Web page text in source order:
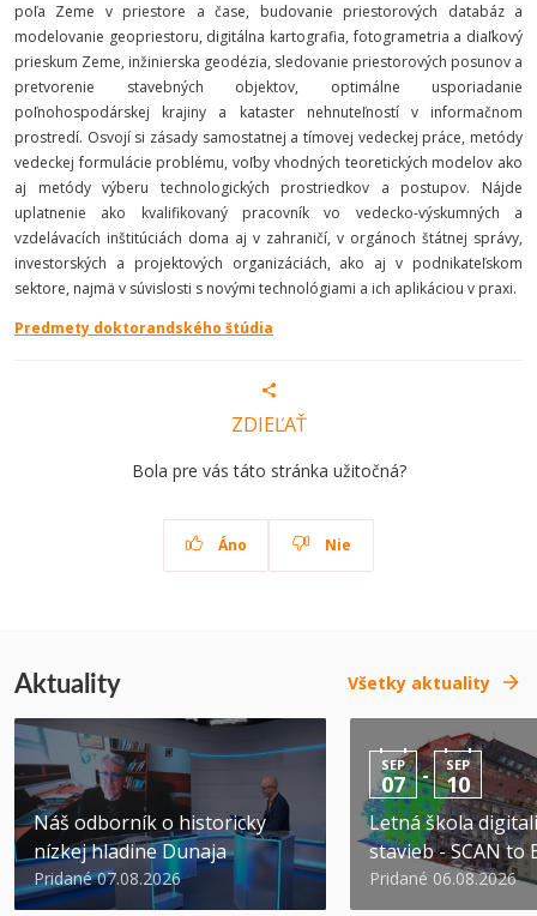
poľa Zeme v priestore a čase, budovanie priestorových databáz a
modelovanie geopriestoru, digitálna kartografia, fotogrametria a diaľkový
prieskum Zeme, inžinierska geodézia, sledovanie priestorových posunov a
pretvorenie stavebných objektov, optimálne usporiadanie
poľnohospodárskej krajiny a kataster nehnuteľností v informačnom
prostredí. Osvojí si zásady samostatnej a tímovej vedeckej práce, metódy
vedeckej formulácie problému, voľby vhodných teoretických modelov ako
aj metódy výberu technologických prostriedkov a postupov. Nájde
uplatnenie ako kvalifikovaný pracovník vo vedecko-výskumných a
vzdelávacích inštitúciách doma aj v zahraničí, v orgánoch štátnej správy,
investorských a projektových organizáciách, ako aj v podnikateľskom
sektore, najmä v súvislosti s novými technológiami a ich aplikáciou v praxi.
Predmety doktorandského štúdia
ZDIEĽAŤ
Bola pre vás táto stránka užitočná?
Áno Nie
Aktuality Všetky aktuality
Náš odborník o historicky
nízkej hladine Dunaja
Pridané 07.08.2026
SEP
07 - SEP
10
Letná škola
stavieb - SCAN to
Pridané 06.08.2026